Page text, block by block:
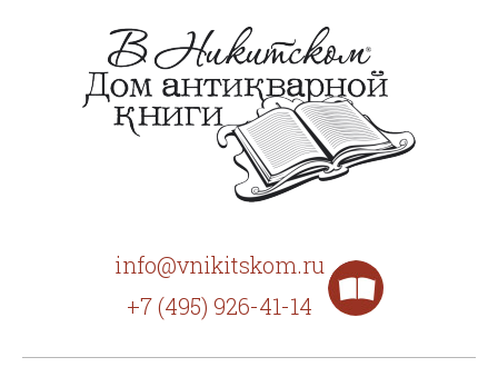
info@vnikitskom.ru
+7 (495) 926-41-14